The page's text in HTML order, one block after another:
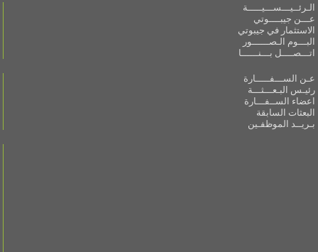
الـرئــيـــســـيـــــة
عـــن جيبــــوتي
الاستثمار في جيبوتي
البـــوم الـصــــــور
اتـــصــــل بـــنــــــا
عـن الســـفـــــارة
رئيـس البـعـــثـــة
اعضاء الســفـــارة
البعثات السابقة
بـريــد الموظفـين